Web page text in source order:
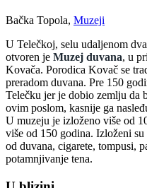
Bačka Topola, Muzeji
U Telečkoj, selu udaljenom
otvoren je Muzej duvana, u
Kovača. Porodica Kovač se
preradom duvana. Pre 150
Telečku jer je dobio zemlju da
ovim poslom, kasnije ga
U muzeju je izloženo više od
više od 150 godina. Izloženi
od duvana, cigarete, tompusi,
potamnjivanje tena.